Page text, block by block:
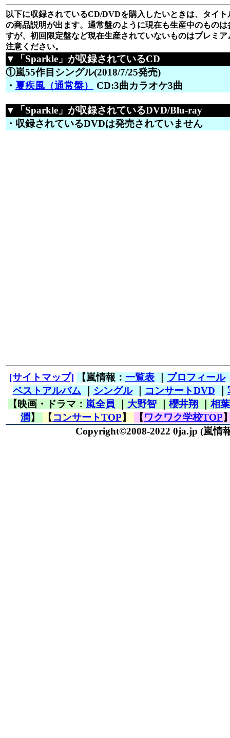
以下に収録されているCD/DVDを購入したいときは、タイ
の商品説明が出ます。通常盤のように現在も生産中のもの
すが、初回限定盤など現在生産されていないものはプレミ
注意ください。
▼「Sparkle」が収録されているCD
①嵐55作目シングル(2018/7/25発売)
・ 夏疾風（通常盤） CD:3曲カラオケ3曲
▼「Sparkle」が収録されているDVD/Blu-ray
・収録されているDVDは発売されていません
[サイトマップ] 【嵐情報： 一覧表 プロフィール
ベストアルバム｜ シングル｜ コンサートDVD
【映画・ドラマ： 嵐全員 大野智｜ 櫻井翔
相
潤 】 【コンサートTOP】 【ワクワク学校TOP
Copyright©2008-2022 0ja.jp (嵐情